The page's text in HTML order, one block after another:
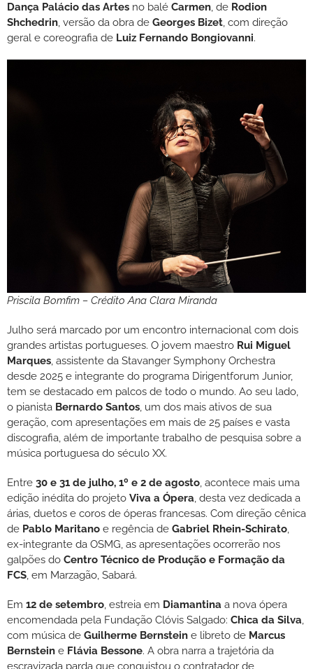
Dança Palácio das Artes no balé Carmen, de Rodion
Shchedrin, versão da obra de Georges Bizet, com direção
geral e coreografia de Luiz Fernando Bongiovanni.
Priscila Bomfim – Crédito Ana Clara Miranda
Julho será marcado por um encontro internacional com dois
grandes artistas portugueses. O jovem maestro Rui Miguel
Marques, assistente da Stavanger Symphony Orchestra
desde 2025 e integrante do programa Dirigentforum Junior,
tem se destacado em palcos de todo o mundo. Ao seu lado,
o pianista Bernardo Santos, um dos mais ativos de sua
geração, com apresentações em mais de 25 países e vasta
discografia, além de importante trabalho de pesquisa sobre a
música portuguesa do século XX.
Entre 30 e 31 de julho, 1º e 2 de agosto, acontece mais uma
edição inédita do projeto Viva a Ópera, desta vez dedicada a
árias, duetos e coros de óperas francesas. Com direção cênica
de Pablo Maritano e regência de Gabriel Rhein-Schirato,
ex-integrante da OSMG, as apresentações ocorrerão nos
galpões do Centro Técnico de Produção e Formação da
FCS, em Marzagão, Sabará.
Em 12 de setembro, estreia em Diamantina a nova ópera
encomendada pela Fundação Clóvis Salgado: Chica da Silva,
com música de Guilherme Bernstein e libreto de Marcus
Bernstein e Flávia Bessone. A obra narra a trajetória da
escravizada parda que conquistou o contratador de